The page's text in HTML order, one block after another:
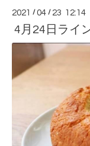
2021 /04 / 23 12:14
4月24日ライ